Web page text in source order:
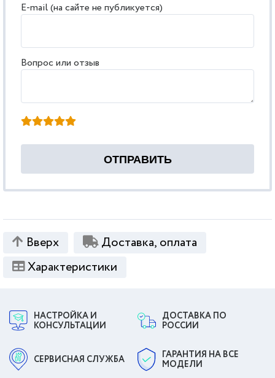
E-mail (на сайте не публикуется)
Вопрос или отзыв
Вверх
Доставка, оплата
Характеристики
НАСТРОЙКА И
КОНСУЛЬТАЦИИ
ДОСТАВКА ПО
РОССИИ
СЕРВИСНАЯ СЛУЖБА
ГАРАНТИЯ НА ВСЕ
МОДЕЛИ